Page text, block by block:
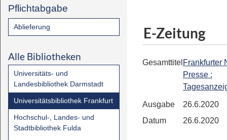
Pflichtabgabe
Ablieferung
Alle Bibliotheken
Universitäts- und
Landesbibliothek Darmstadt
Universitätsbibliothek Frankfurt
Hochschul-, Landes- und
Stadtbibliothek Fulda
E-Zeitung
Gesamttitel Frankfurter
Presse :
Ausgabe
26.6.2020
Datum
26.6.2020